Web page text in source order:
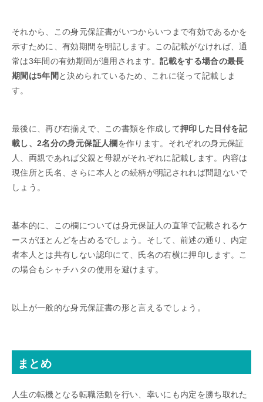
それから、この身元保証書がいつからいつまで有効であるかを
示すために、有効期間を明記します。この記載がなければ、通
常は3年間の有効期間が適用されます。記載をする場合の最長
期間は5年間と決められているため、これに従って記載しま
す。
最後に、再び右揃えで、この書類を作成して押印した日付を記
載し、2名分の身元保証人欄を作ります。それぞれの身元保証
人、両親であれば父親と母親がそれぞれに記載します。内容は
現住所と氏名、さらに本人との続柄が明記されれば問題ないで
しょう。
基本的に、この欄については身元保証人の直筆で記載されるケ
ースがほとんどを占めるでしょう。そして、前述の通り、内定
者本人とは共有しない認印にて、氏名の右横に押印します。こ
の場合もシャチハタの使用を避けます。
以上が一般的な身元保証書の形と言えるでしょう。
まとめ
人生の転機となる転職活動を行い、幸いにも内定を勝ち取れた